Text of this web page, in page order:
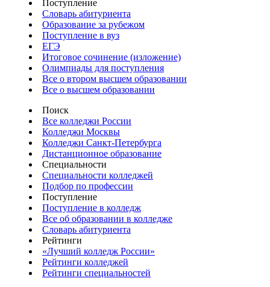
Поступление
Словарь абитуриента
Образование за рубежом
Поступление в вуз
ЕГЭ
Итоговое сочинение (изложение)
Олимпиады для поступления
Все о втором высшем образовании
Все о высшем образовании
Поиск
Все колледжи России
Колледжи Москвы
Колледжи Санкт-Петербурга
Дистанционное образование
Специальности
Специальности колледжей
Подбор по профессии
Поступление
Поступление в колледж
Все об образовании в колледже
Словарь абитуриента
Рейтинги
«Лучший колледж России»
Рейтинги колледжей
Рейтинги специальностей